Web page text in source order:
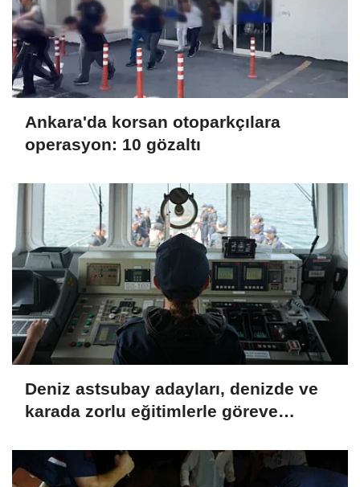
Ankara'da korsan otoparkçılara
operasyon: 10 gözaltı
Deniz astsubay adayları, denizde ve
karada zorlu eğitimlerle göreve